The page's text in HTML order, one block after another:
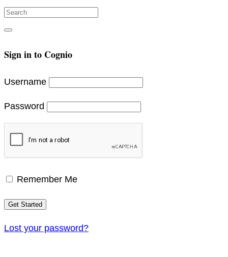
Search
for:
Search
Sign in to Cognio
Username
Password
Remember Me
Lost your password?